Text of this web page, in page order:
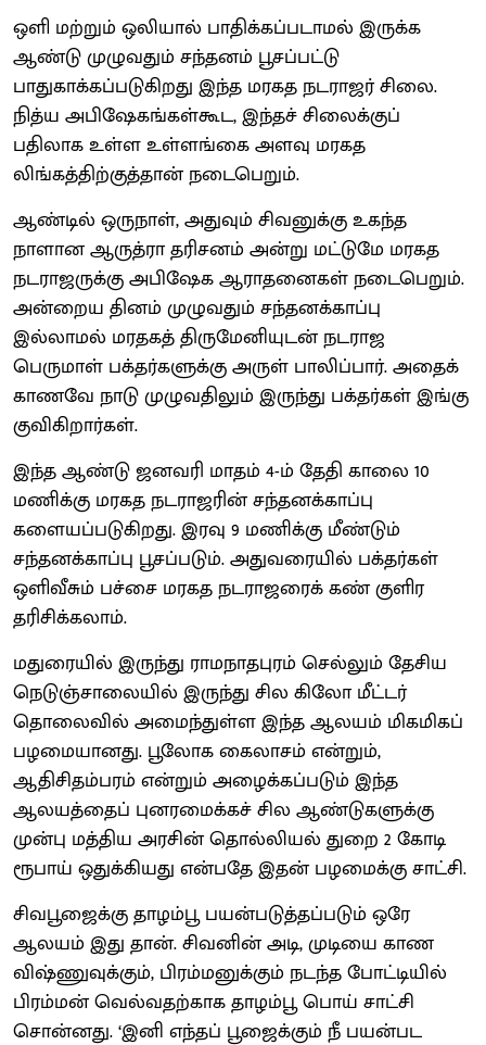
ஒளி மற்றும் ஒலியால் பாதிக்கப்படாமல் இருக்க
ஆண்டு முழுவதும் சந்தனம் பூசப்பட்டு
பாதுகாக்கப்படுகிறது இந்த மரகத நடராஜர் சிலை.
நித்ய அபிஷேகங்கள்கூட, இந்தச் சிலைக்குப்
பதிலாக உள்ள உள்ளங்கை அளவு மரகத
லிங்கத்திற்குத்தான் நடைபெறும்.
ஆண்டில் ஒருநாள், அதுவும் சிவனுக்கு உகந்த
நாளான ஆருத்ரா தரிசனம் அன்று மட்டுமே மரகத
நடராஜருக்கு அபிஷேக ஆராதனைகள் நடைபெறும்.
அன்றைய தினம் முழுவதும் சந்தனக்காப்பு
இல்லாமல் மரதகத் திருமேனியுடன் நடராஜ
பெருமாள் பக்தர்களுக்கு அருள் பாலிப்பார். அதைக்
காணவே நாடு முழுவதிலும் இருந்து பக்தர்கள் இங்கு
குவிகிறார்கள்.
இந்த ஆண்டு ஜனவரி மாதம் 4-ம் தேதி காலை 10
மணிக்கு மரகத நடராஜரின் சந்தனக்காப்பு
களையப்படுகிறது. இரவு 9 மணிக்கு மீண்டும்
சந்தனக்காப்பு பூசப்படும். அதுவரையில் பக்தர்கள்
ஒளிவீசும் பச்சை மரகத நடராஜரைக் கண் குளிர
தரிசிக்கலாம்.
மதுரையில் இருந்து ராமநாதபுரம் செல்லும் தேசிய
நெடுஞ்சாலையில் இருந்து சில கிலோ மீட்டர்
தொலைவில் அமைந்துள்ள இந்த ஆலயம் மிகமிகப்
பழமையானது. பூலோக கைலாசம் என்றும்,
ஆதிசிதம்பரம் என்றும் அழைக்கப்படும் இந்த
ஆலயத்தைப் புனரமைக்கச் சில ஆண்டுகளுக்கு
முன்பு மத்திய அரசின் தொல்லியல் துறை 2 கோடி
ரூபாய் ஒதுக்கியது என்பதே இதன் பழமைக்கு சாட்சி.
சிவபூஜைக்கு தாழம்பூ பயன்படுத்தப்படும் ஒரே
ஆலயம் இது தான். சிவனின் அடி, முடியை காண
விஷ்ணுவுக்கும், பிரம்மனுக்கும் நடந்த போட்டியில்
பிரம்மன் வெல்வதற்காக தாழம்பூ பொய் சாட்சி
சொன்னது. ‘இனி எந்தப் பூஜைக்கும் நீ பயன்பட